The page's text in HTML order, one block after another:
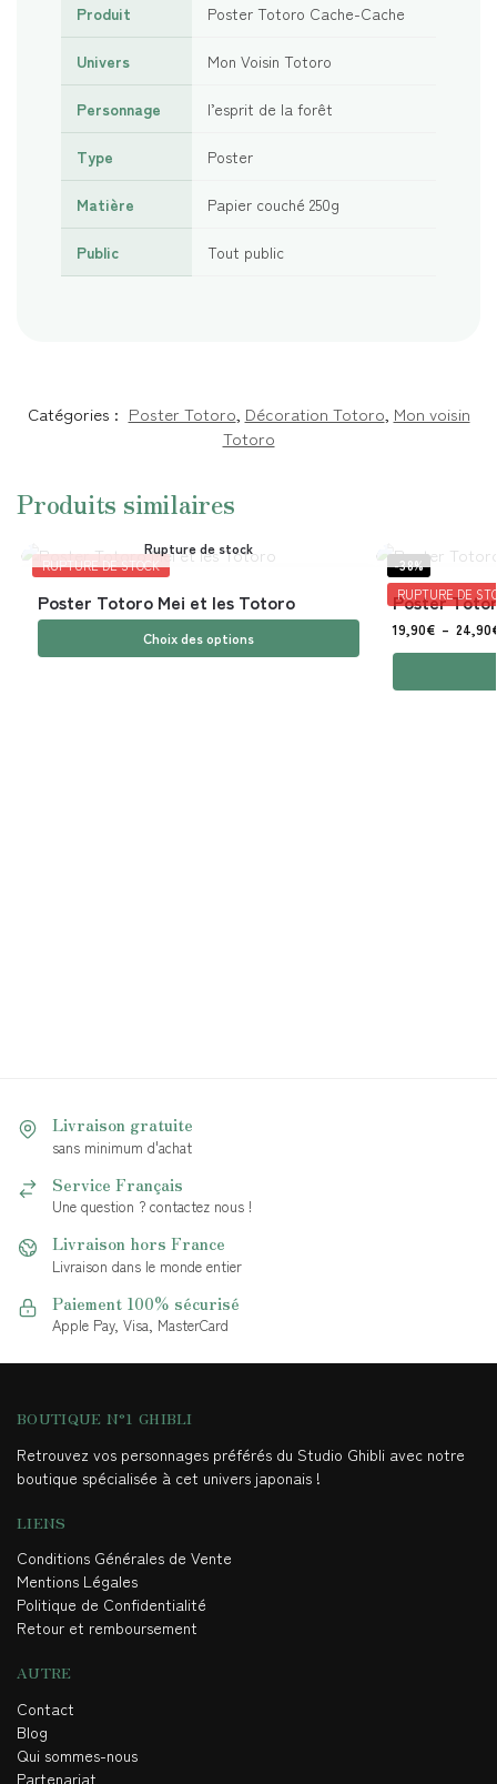
Produit Poster Totoro Cache-Cache
Univers Mon Voisin Totoro
Personnage l’esprit de la forêt
Type Poster
Matière Papier couché 250g
Public Tout public
Catégories : Poster Totoro, Décoration Totoro, Mon voisin
Totoro
Produits similaires
RUPTURE DE STOCK
Rupture de stock
Poster Totoro Mei et les Totoro
Choix des options
-38%
RUPTURE DE
Poster
19,90€ – 24,90
Livraison gratuite
sans minimum d'achat
Service Français
Une question ? contactez nous !
Livraison hors France
Livraison dans le monde entier
Paiement 100% sécurisé
Apple Pay, Visa, MasterCard
BOUTIQUE N°1 GHIBLI
Retrouvez vos personnages préférés du Studio Ghibli avec notre
boutique spécialisée à cet univers japonais !
LIENS
Conditions Générales de Vente
Mentions Légales
Politique de Confidentialité
Retour et remboursement
AUTRE
Contact
Blog
Qui sommes-nous
Partenariat